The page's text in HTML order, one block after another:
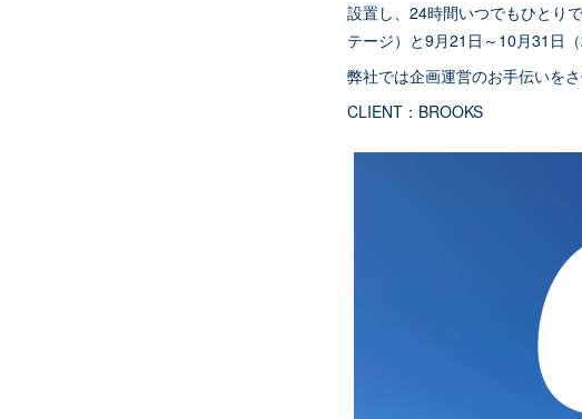
設置し、24時間いつでもひとり
テージ）と9月21日～10月31日
弊社では企画運営のお手伝いを
CLIENT：BROOKS